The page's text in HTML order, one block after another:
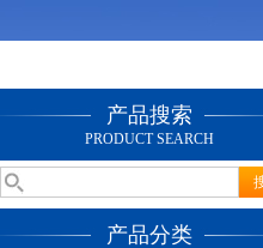
产品搜索
PRODUCT SEARCH
产品分类